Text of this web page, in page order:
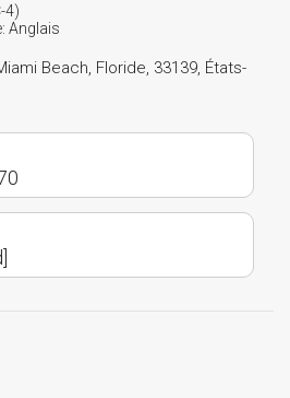
4)
Anglais
Beach, Floride, 33139, États-